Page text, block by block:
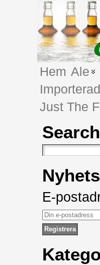
Hem Ale
Just The
Search
E-